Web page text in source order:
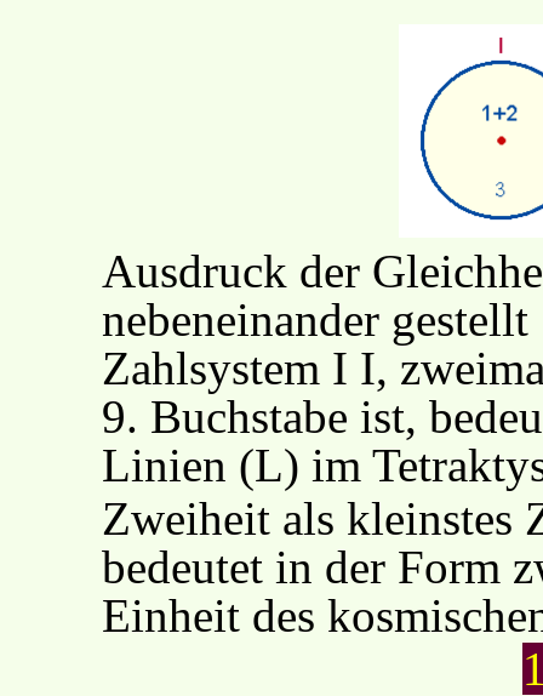
Ausdruck der
nebeneinander
Zahlsystem I I,
9. Buchstabe ist,
Linien (L) im
Zweiheit als kleinstes
bedeutet in der Form
Einheit des